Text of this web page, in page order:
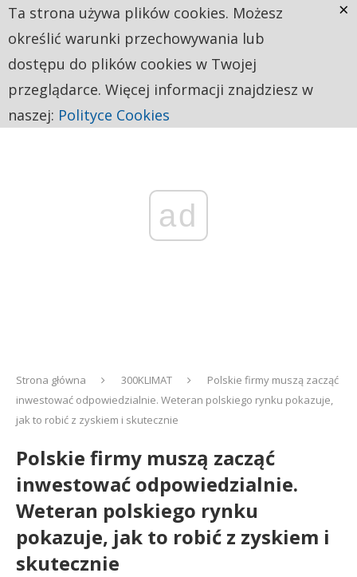
ad
Strona główna 300KLIMAT
Polskie firmy muszą zacząć
inwestować odpowiedzialnie. Weteran polskiego rynku pokazuje,
jak to robić z zyskiem i skutecznie
Polskie firmy muszą zacząć
inwestować odpowiedzialnie.
Weteran polskiego rynku
pokazuje, jak to robić z zyskiem i
skutecznie
Ta strona używa plików cookies. Możesz
określić warunki przechowywania lub
dostępu do plików cookies w Twojej
przeglądarce. Więcej informacji znajdziesz w
naszej: Polityce Cookies
×